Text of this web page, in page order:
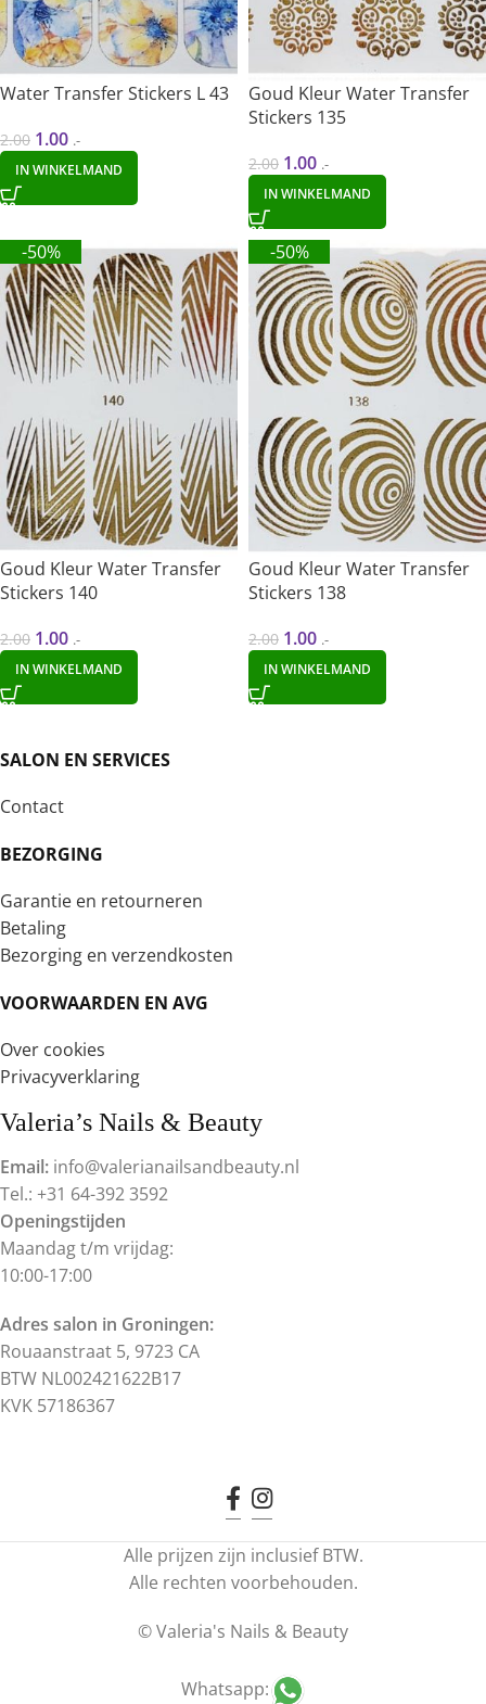
Water Transfer Stickers L 43
2.00 1.00 .-
IN WINKELMAND
Goud Kleur Water Transfer
Stickers 135
2.00 1.00 .-
IN WINKELMAND
-50%
Goud Kleur Water Transfer
Stickers 140
2.00 1.00 .-
IN WINKELMAND
-50%
Goud Kleur Water Transfer
Stickers 138
2.00 1.00 .-
IN WINKELMAND
SALON EN SERVICES
Contact
BEZORGING
Garantie en retourneren
Betaling
Bezorging en verzendkosten
VOORWAARDEN EN AVG
Over cookies
Privacyverklaring
Valeria’s Nails & Beauty
Email: info@valerianailsandbeauty.nl
Tel.: +31 64-392 3592
Openingstijden
Maandag t/m vrijdag:
10:00-17:00
Adres salon in Groningen:
Rouaanstraat 5, 9723 CA
BTW NL002421622B17
KVK 57186367
Alle prijzen zijn inclusief BTW.
Alle rechten voorbehouden.
©Valeria's Nails & Beauty
Whatsapp: